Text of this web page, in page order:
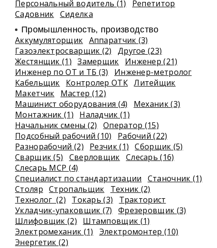
Персональный водитель (1)
Репетитор
Садовник Сиделка
Промышленность, производство
Аккумуляторщик Аппаратчик (3)
Газоэлектросварщик (2)
Другое (23)
Жестянщик (1)
Замерщик
Инженер (21)
Инженер по ОТ и ТБ (3)
Инженер-метролог
Кабельщик
Контролер ОТК Литейщик
Макетчик
Мастер (12)
Машинист оборудования (4)
Механик (3)
Монтажник (1)
Наладчик (1)
Начальник смены (2)
Оператор (15)
Подсобный рабочий (10)
Рабочий (22)
Разнорабочий (2)
Резчик (1)
Сборщик (5)
Сварщик (5)
Сверловщик Слесарь (16)
Слесарь МСР (4)
Специалист по стандартизации
Станочник (1)
Столяр Стропальщик
Техник (2)
Технолог (2)
Токарь (3)
Тракторист
Укладчик-упаковщик (7)
Фрезеровщик (3)
Шлифовщик (2)
Штамповщик (1)
Электромеханик (1)
Электромонтер (10)
Энергетик (2)